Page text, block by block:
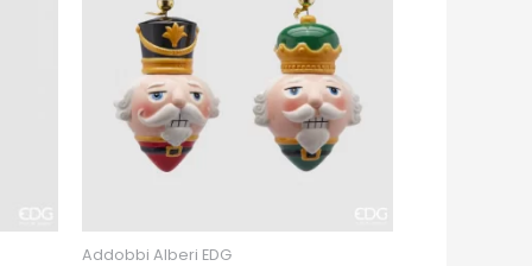
Addobbi Alberi EDG